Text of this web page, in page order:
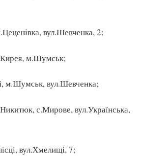
вул.Шевченка, 2;
м.Шумськ;
м.Шумськ, вул.Шевченка;
с.Мирове, вул.Українська,
вул.Хмелищі, 7;